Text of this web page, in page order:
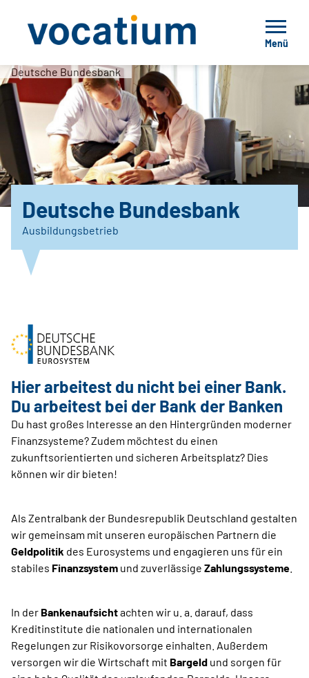
Menü
Deutsche Bundesbank
Deutsche Bundesbank
Ausbildungsbetrieb
Hier arbeitest du nicht bei einer Bank.
Du arbeitest bei der Bank der Banken
Du hast großes Interesse an den Hintergründen moderner
Finanzsysteme? Zudem möchtest du einen
zukunftsorientierten und sicheren Arbeitsplatz? Dies
können wir dir bieten!
Als Zentralbank der Bundesrepublik Deutschland gestalten
wir gemeinsam mit unseren europäischen Partnern die
Geldpolitik des Eurosystems und engagieren uns für ein
stabiles Finanzsystem und zuverlässige Zahlungssysteme
In der Bankenaufsichtachten wir u. a. darauf, dass
Kreditinstitute die nationalen und internationalen
Regelungen zur Risikovorsorge einhalten. Außerdem
versorgen wir die Wirtschaft mit Bargeld und sorgen für